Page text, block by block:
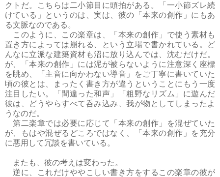
クトだ。こちらは二小節目に頭拍がある。「一小節ズレ続
けている」というのは、実は、彼の「本来の創作」にもあ
る文脈なのである。
このように、この楽章は、「本来の創作」で使う素材も
置き方によっては崩れる、という立場で書かれている。ど
んなに立派な建築資材も沼に放り込んでは、沈むだけだ。
が、「本来の創作」には泥が被らないように注意深く座標
を眺め、「主音に向かわない導音」をご丁寧に書いていた
頃の彼とは、まったく書き方が違うということにもう一度
注目したい。「間違った和声」「粗野なリズム」に遊んだ
彼は、どうやらすべて呑み込み、我が物としてしまったよ
うなのだ。
第二楽章では必要に応じて「本来の創作」を混ぜていた
が、もはや混ぜるどころではなく、「本来の創作」を充分
に悪用して冗談を書いている。
またも、彼の考えは変わった。
逆に、これだけややこしい書き方をするこの楽章の彼が